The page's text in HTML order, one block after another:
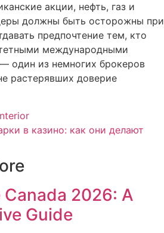
акции, нефть, газ и
должны быть осторожны при
предпочтение тем, кто
международными
один из немногих брокеров
растерявших доверие
в казино: как они делают
Canada 2026: A
Guide